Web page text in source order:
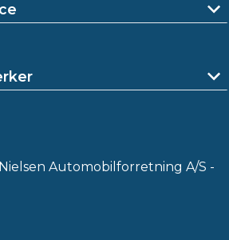
Automobilforretning A/S -